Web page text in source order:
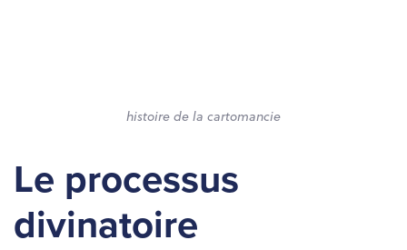
histoire de la cartomancie
Le processus
divinatoire